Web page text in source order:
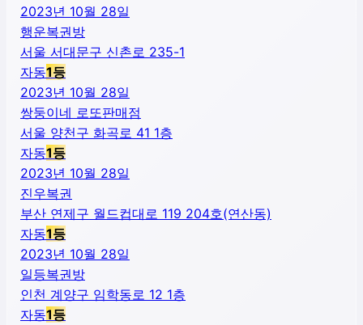
2023년 10월 28일
행운복권방
서울 서대문구 신촌로 235-1
자동1등
2023년 10월 28일
쌍둥이네 로또판매점
서울 양천구 화곡로 41 1층
자동1등
2023년 10월 28일
진우복권
부산 연제구 월드컵대로 119 204호(연산동)
자동1등
2023년 10월 28일
일등복권방
인천 계양구 임학동로 12 1층
자동1등